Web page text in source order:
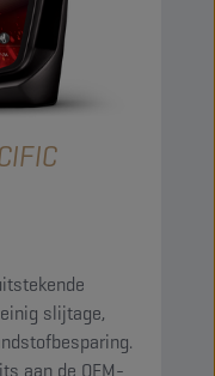
slijtage,
aan de OEM-